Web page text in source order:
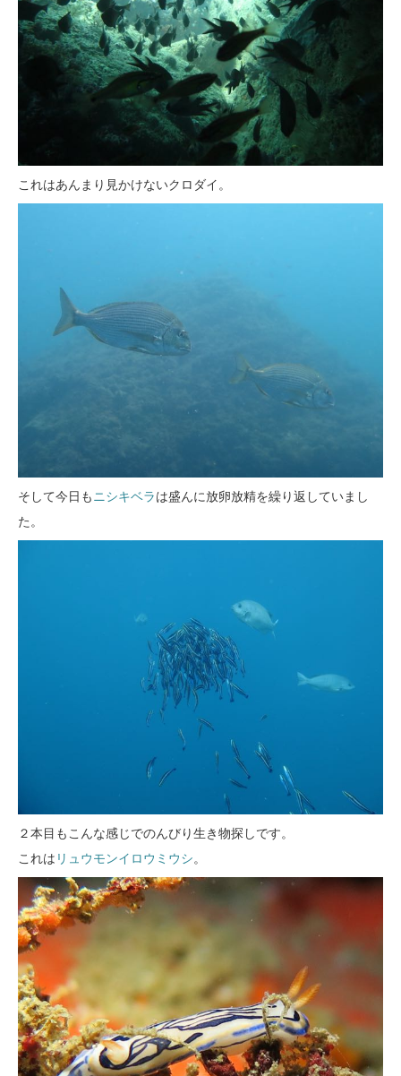
これはあんまり見かけないクロダイ。
そして今日もニシキベラは盛んに放卵放精を繰り返していまし
た。
２本目もこんな感じでのんびり生き物探しです。
これは リュウモンイロウミウシ。